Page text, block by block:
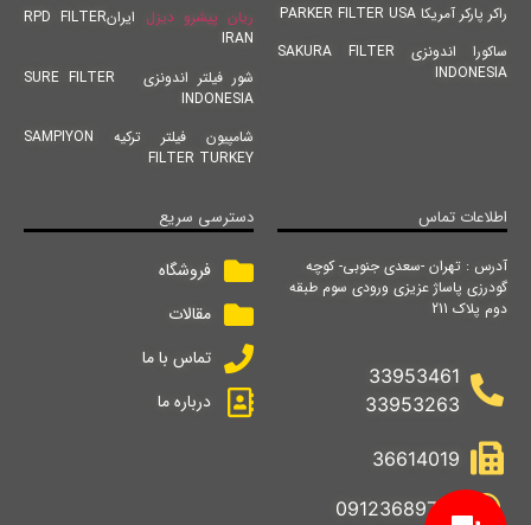
راکر پارکر آمریکا PARKER FILTER USA
ساکورا اندونزی SAKURA FILTER
INDONESIA
ریان پیشرو دیزل
ایرانRPD FILTER
IRAN
شور فیلتر اندونزی SURE FILTER
INDONESIA
شامپیون فیلتر ترکیه SAMPIYON
FILTER TURKEY
اطلاعات تماس
آدرس : تهران -سعدی جنوبی- کوچه
گودرزی پاساژ عزیزی ورودی سوم طبقه
دوم پلاک 211
33953461
33953263
36614019
09123689742
دسترسی سریع
فروشگاه
مقالات
تماس با ما
درباره ما